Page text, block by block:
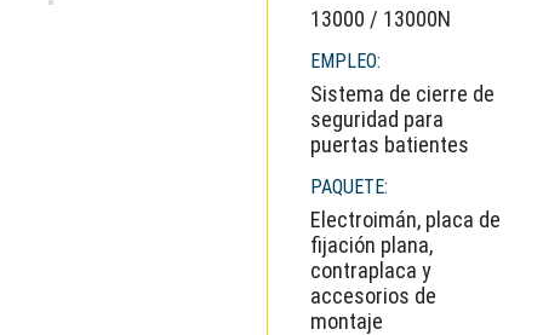
13000 / 13000N
EMPLEO:
Sistema de cierre de
seguridad para
puertas batientes
PAQUETE:
Electroimán, placa de
fijación plana,
contraplaca y
accesorios de
montaje